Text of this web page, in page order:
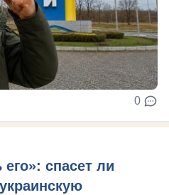
0
спасет ли